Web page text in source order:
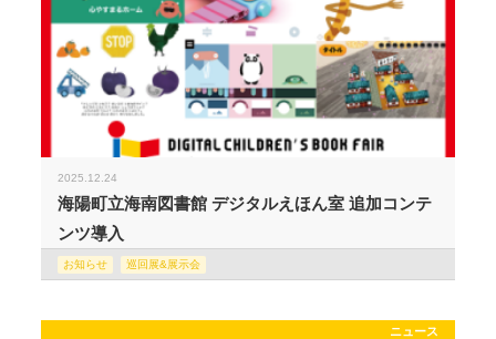
2025.12.24
海陽町立海南図書館 デジタルえほん室 追加コンテ
ンツ導入
お知らせ 巡回展&展示会
ニュース